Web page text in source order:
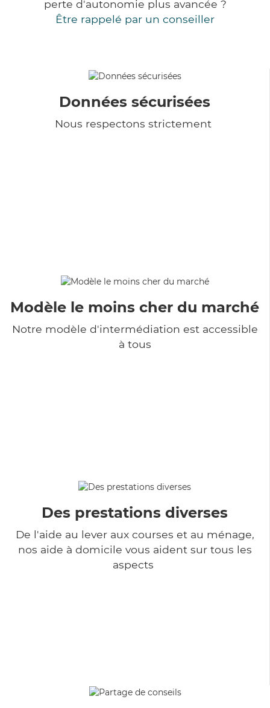
perte d'autonomie plus avancée ?
Être rappelé par un conseiller
Données sécurisées
Nous respectons strictement
Modèle le moins cher du marché
Notre modèle d'intermédiation est accessible
à tous
Des prestations diverses
De l'aide au lever aux courses et au ménage,
nos aide à domicile vous aident sur tous les
aspects